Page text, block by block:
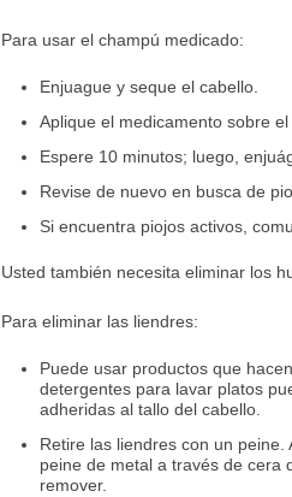
Para usar el champú medicado:
Enjuague y seque el cabello.
Aplique el medicamento sobre
Espere 10 minutos; luego,
Revise de nuevo en busca de
Si encuentra piojos activos,
Usted también necesita eliminar los
Para eliminar las liendres:
Puede usar productos que
detergentes para lavar platos
adheridas al tallo del cabello.
Retire las liendres con un
peine de metal a través de cera
remover.